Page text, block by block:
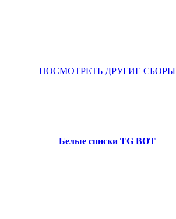
ПОСМОТРЕТЬ ДРУГИЕ СБОРЫ
Белые списки TG BOT